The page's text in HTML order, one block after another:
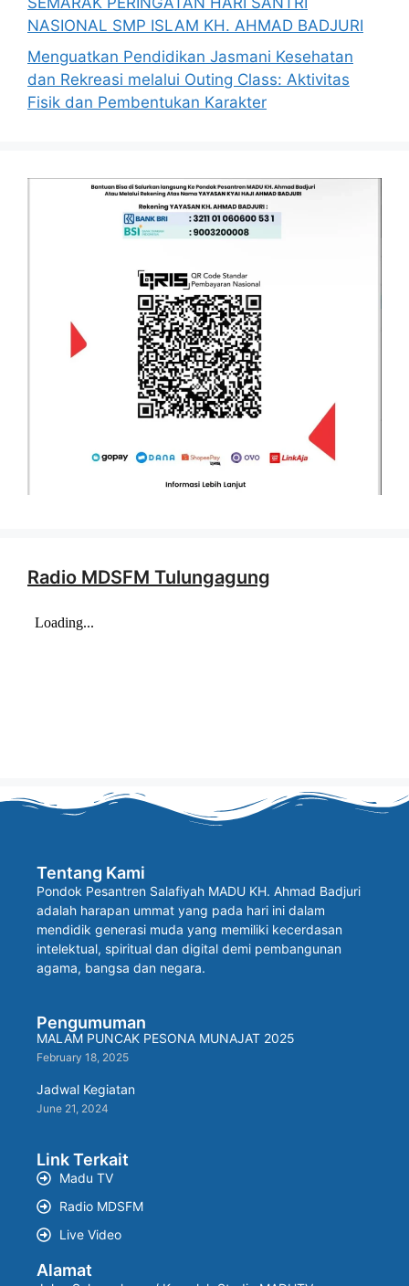
NASIONAL SMP ISLAM KH. AHMAD BADJURI
Menguatkan Pendidikan Jasmani Kesehatan
dan Rekreasi melalui Outing Class: Aktivitas
Fisik dan Pembentukan Karakter
Radio MDSFM Tulungagung
Tentang Kami
Pondok Pesantren Salafiyah MADU KH. Ahmad Badjuri
adalah harapan ummat yang pada hari ini dalam
mendidik generasi muda yang memiliki kecerdasan
intelektual, spiritual dan digital demi pembangunan
agama, bangsa dan negara.
Pengumuman
MALAM PUNCAK PESONA MUNAJAT 2025
February 18, 2025
Jadwal Kegiatan
June 21, 2024
Link Terkait
Madu TV
Radio MDSFM
Live Video
Alamat